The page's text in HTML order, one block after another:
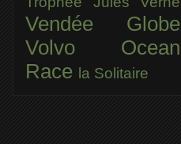
Vendée Globe
Volvo Ocean
Race la Solitaire